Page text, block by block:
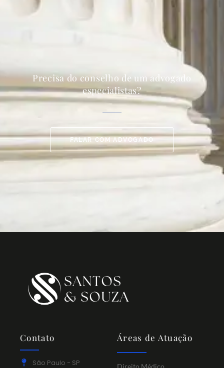
Precisa do conselho de um advogado
especialistas?
FALAR COM ADVOGADO
Contato
São Paulo - SP
Áreas de Atuação
Direito Médico